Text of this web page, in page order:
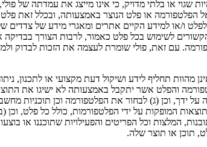
שגוי או בלתי מדויק, כי אינו מייצג את עמדתה של
הפלטפורמה או פלט הנוצר באמצעותה, ובכלל זאת
ו/או למידע הקיים אתרים ומאגרי מידע של צדדים
לשימוש בכל פלט כאמור, לרבות הצורך
עם זאת, פולי שומרת לעצמה את הזכות לבדוק
מהוות תחליף לידע ושיקול דעת מקצועי או לתכנון,
והפלט אשר יתקבל באמצעותה לא ישיגו את
ידך, וכן (ג) לבחור את הפלטפורמה וכן תוכניות
המופקות על ידי הפלטפורמות, כולל כל פלט,
המלצות וכל הפריטים והפעילויות שתוכננו או
תוכן או תוצר שלה.